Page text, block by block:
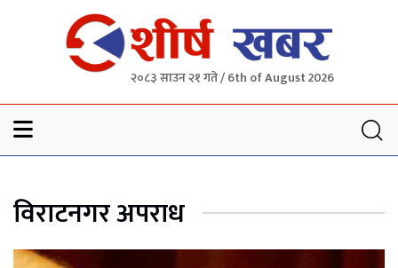
२०८३ साउन २१ गते / 6th of August 2026
विराटनगर अपराध